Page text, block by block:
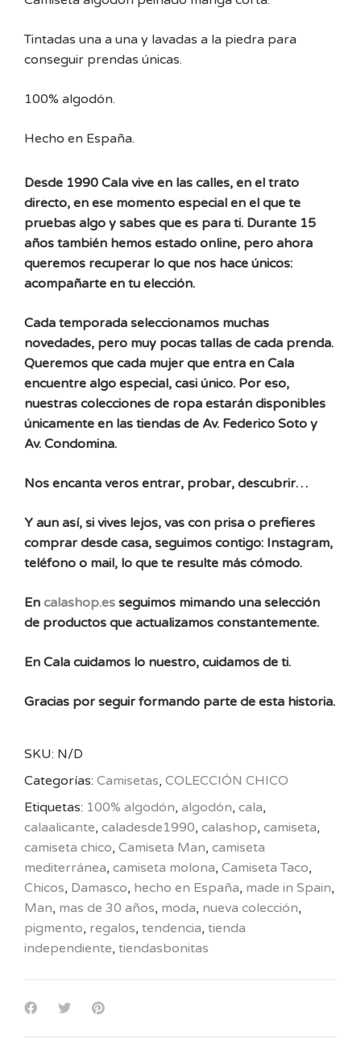
Tintadas una a una y lavadas a la piedra para
conseguir prendas únicas.
100% algodón.
Hecho en España.
Desde 1990 Cala vive en las calles, en el trato
directo, en ese momento especial en el que te
pruebas algo y sabes que es para ti. Durante 15
años también hemos estado online, pero ahora
queremos recuperar lo que nos hace únicos:
acompañarte en tu elección.
Cada temporada seleccionamos muchas
novedades, pero muy pocas tallas de cada prenda.
Queremos que cada mujer que entra en Cala
encuentre algo especial, casi único. Por eso,
nuestras colecciones de ropa estarán disponibles
únicamente en las tiendas de Av. Federico Soto y
Av. Condomina.
Nos encanta veros entrar, probar, descubrir…
Y aun así, si vives lejos, vas con prisa o prefieres
comprar desde casa, seguimos contigo: Instagram,
teléfono o mail, lo que te resulte más cómodo.
En calashop.es seguimos mimando una selección
de productos que actualizamos constantemente.
En Cala cuidamos lo nuestro, cuidamos de ti.
Gracias por seguir formando parte de esta historia.
SKU: N/D
Categorías: Camisetas, COLECCIÓN CHICO
Etiquetas: 100% algodón, algodón, cala,
calaalicante, caladesde1990, calashop, camiseta,
camiseta chico, Camiseta Man, camiseta
mediterránea, camiseta molona, Camiseta Taco,
Chicos, Damasco, hecho en España, made in Spain,
Man, mas de 30 años, moda, nueva colección,
pigmento, regalos, tendencia, tienda
independiente, tiendasbonitas